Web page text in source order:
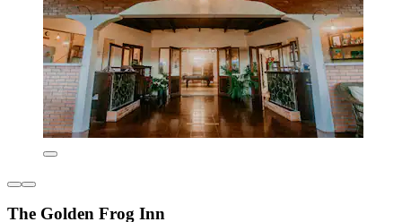
The Golden Frog Inn